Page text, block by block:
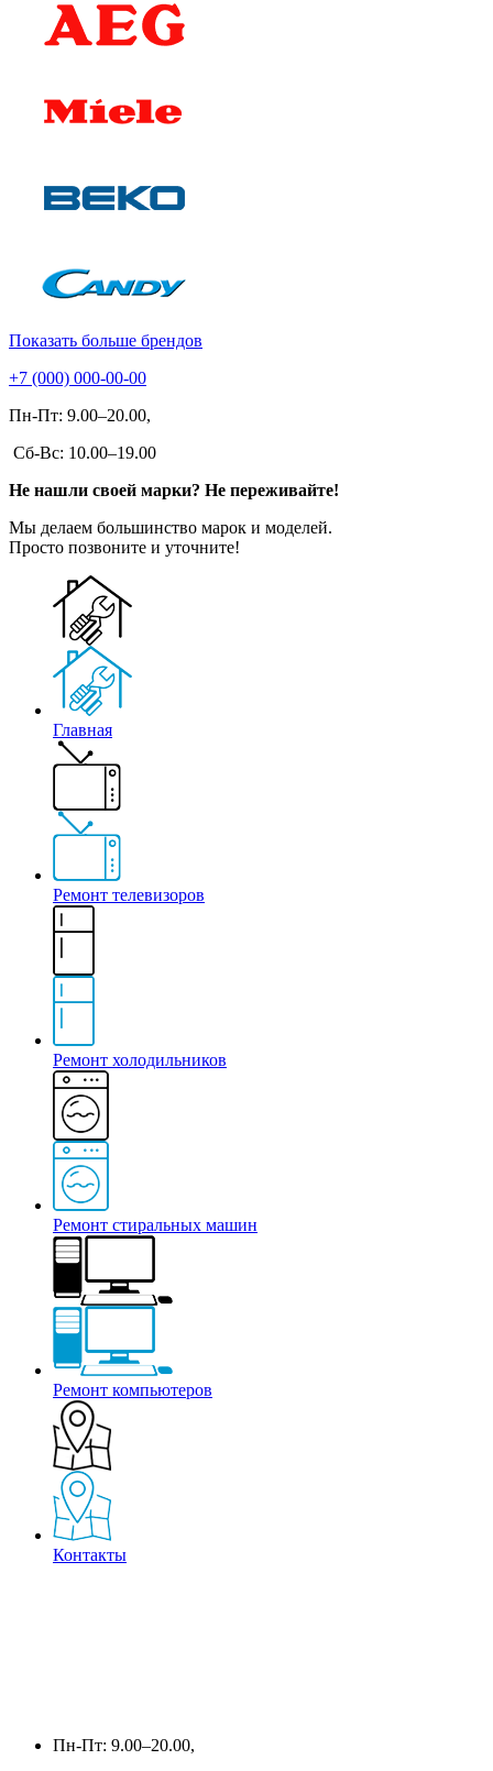
Показать больше брендов
+7 (000) 000-00-00
Пн-Пт: 9.00–20.00,
Сб-Вс: 10.00–19.00
Не нашли своей марки? Не переживайте!
Мы делаем большинство марок и моделей.
Просто позвоните и уточните!
Главная
Ремонт телевизоров
Ремонт холодильников
Ремонт стиральных машин
Ремонт компьютеров
Контакты
Пн-Пт: 9.00–20.00,